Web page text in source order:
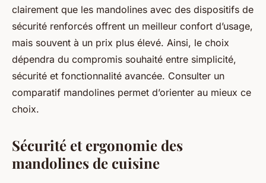
clairement que les mandolines avec des dispositifs de
sécurité renforcés offrent un meilleur confort d’usage,
mais souvent à un prix plus élevé. Ainsi, le choix
dépendra du compromis souhaité entre simplicité,
sécurité et fonctionnalité avancée. Consulter un
comparatif mandolines permet d’orienter au mieux ce
choix.
Sécurité et ergonomie des
mandolines de cuisine